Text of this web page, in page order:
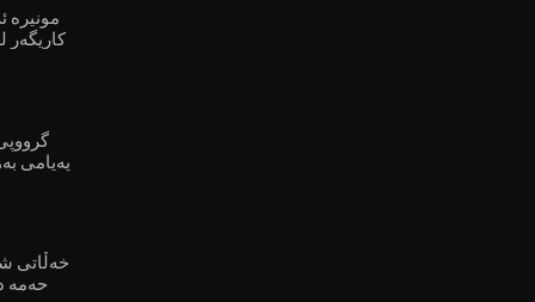
مونیرە
کاریگەر
پەیامی
خەڵاتی
حەمە